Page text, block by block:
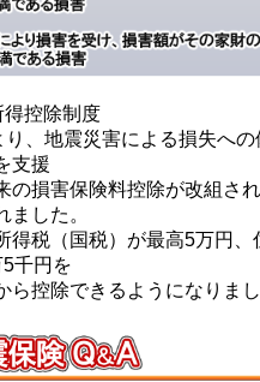
控除制度
、地震災害による損失へ
支援
の損害保険料控除が改組さ
ました。
得税（国税）が最高5万円、
千円を
ら控除できるようになりま